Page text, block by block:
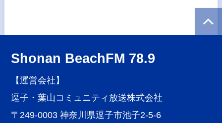
Shonan BeachFM 78.9
【運営会社】
逗子・葉山コミュニティ放送株式会社
〒249-0003 神奈川県逗子市池子2-5-6